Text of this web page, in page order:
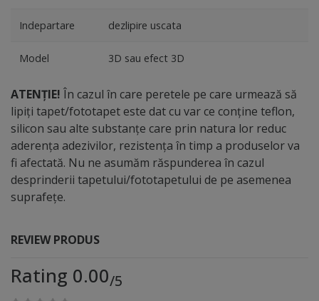
Indepartare dezlipire uscata
Model 3D sau efect 3D
ATENȚIE! În cazul în care peretele pe care urmează să
lipiți tapet/fototapet este dat cu var ce conține teflon,
silicon sau alte substanțe care prin natura lor reduc
aderența adezivilor, rezistența în timp a produselor va
fi afectată. Nu ne asumăm răspunderea în cazul
desprinderii tapetului/fototapetului de pe asemenea
suprafețe.
REVIEW PRODUS
Rating 0.00/5